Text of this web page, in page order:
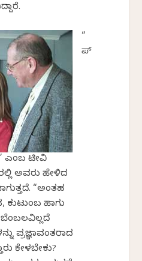
“
ಪ್
ಎಂಬ ಟೀವಿ
ಅವರು ಹೇಳಿದ
“ಅಂತಹ
ಕುಟುಂಬ ಹಾಗು
ಪ್ರಜ್ಞಾವಂತರಾದ
ಕೇಳಬೇಕು?